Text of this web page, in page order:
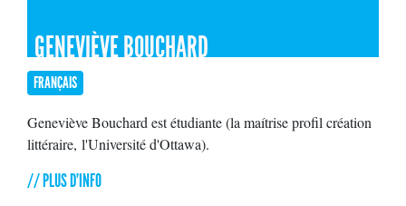
GENEVIÈVE BOUCHARD
FRANÇAIS
Geneviève Bouchard est étudiante (la maítrise profil création
littéraire, l'Université d'Ottawa).
// PLUS D'INFO